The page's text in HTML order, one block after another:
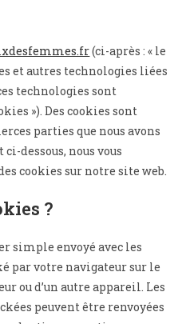
(ci-après : « le
et autres technologies liées
technologies sont
»). Des cookies sont
parties que nous avons
dessous, nous vous
cookies sur notre site web.
?
simple envoyé avec les
par votre navigateur sur le
ou d’un autre appareil. Les
peuvent être renvoyées